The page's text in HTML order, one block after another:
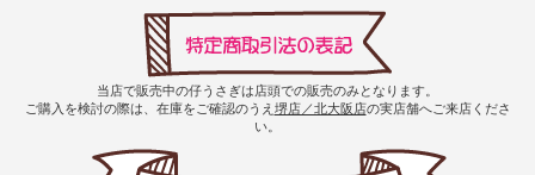
当店で販売中の仔うさぎは店頭での販売のみとなります。
ご購入を検討の際は、在庫をご確認のうえ 堺店／北大阪店の実店舗へご来店くださ
い。